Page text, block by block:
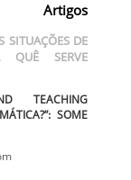
DE ENSINO DE
RELAÇÕES
SITUATIONS
e Matemática,
Artigos
SITUAÇÕES DE
QUÊ SERVE
TEACHING
SOME